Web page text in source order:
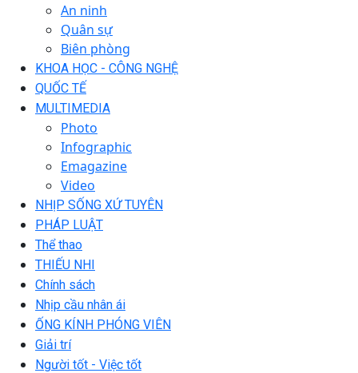
An ninh
Quân sự
Biên phòng
KHOA HỌC - CÔNG NGHỆ
QUỐC TẾ
MULTIMEDIA
Photo
Infographic
Emagazine
Video
NHỊP SỐNG XỨ TUYÊN
PHÁP LUẬT
Thể thao
THIẾU NHI
Chính sách
Nhịp cầu nhân ái
ỐNG KÍNH PHÓNG VIÊN
Giải trí
Người tốt - Việc tốt